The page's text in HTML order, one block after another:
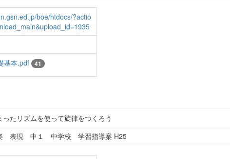
boe/htdocs/?actio
基本.pdf 41
ったリズムを使って旋律をつくろう
表現 中１ 中学校 学習指導案 H25